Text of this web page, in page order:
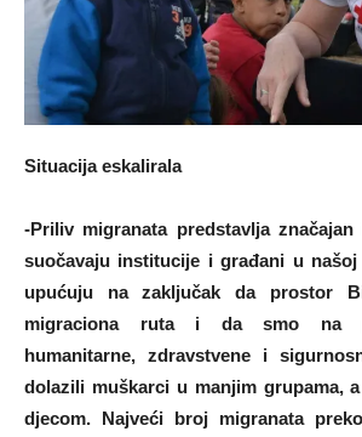
Situacija eskalirala
-Priliv migranata predstavlja
suočavaju institucije i građani u
upućuju na zaključak da prostor
migraciona ruta i da smo na
humanitarne, zdravstvene i
dolazili muškarci u manjim grupama,
djecom. Najveći broj migranata